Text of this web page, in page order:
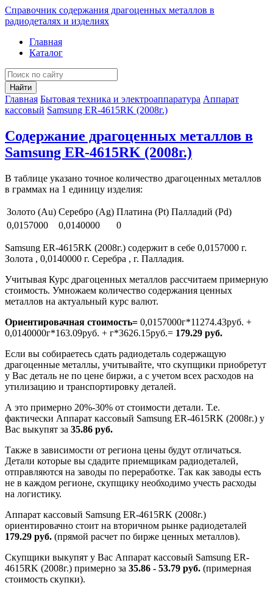
Справочник содержания драгоценных металлов в
радиодеталях и изделиях
Главная
Каталог
Найти
Главная Бытовая техника и электроаппаратура Аппарат
кассовый Samsung ER-4615RK (2008г.)
Содержание драгоценных металлов в
Samsung ER-4615RK (2008г.)
В таблице указано точное количество драгоценных металлов
в граммах на 1 единицу изделия:
Золото (Au) Серебро (Ag) Платина (Pt) Палладий (Pd)
0,0157000
0,0140000 0
Samsung ER-4615RK (2008г.) содержит в себе 0,0157000 г.
Золота , 0,0140000 г. Серебра , г. Палладия.
Учитывая Курс драгоценных металлов рассчитаем примерную
стоимость. Умножаем количество содержания ценных
металлов на актуальный курс валют.
Ориентировачная стоимость= 0,0157000г*11274.43руб. +
0,0140000г*163.09руб. + г*3626.15руб.= 179.29 руб.
Если вы собираетесь сдать радиодеталь содержащую
драгоценные металлы, учитывайте, что скупщики приобретут
у Вас деталь не по цене биржи, а с учетом всех расходов на
утилизацию и транспортировку деталей.
А это примерно 20%-30% от стоимости детали. Т.е.
фактически Аппарат кассовый Samsung ER-4615RK (2008г.) у
Вас выкупят за 35.86 руб.
Также в зависимости от региона цены будут отличаться.
Детали которые вы сдадите приемщикам радиодеталей,
отправляются на заводы по переработке. Так как заводы есть
не в каждом регионе, скупщику необходимо учесть расходы
на логистику.
Аппарат кассовый Samsung ER-4615RK (2008г.)
ориентировачно стоит на вторичном рынке радиодеталей
179.29 руб. (прямой расчет по бирже ценных металлов).
Скупщики выкупят у Вас Аппарат кассовый Samsung ER-
4615RK (2008г.) примерно за 35.86 - 53.79 руб. (примерная
стоимость скупки).